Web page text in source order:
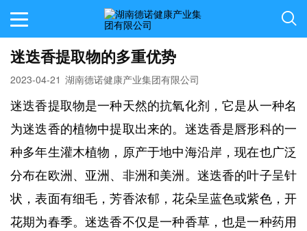
迷迭香提取物的多重优势
2023-04-21 湖南德诺健康产业集团有限公司
迷迭香提取物是一种天然的抗氧化剂，它是从一种名
为迷迭香的植物中提取出来的。迷迭香是唇形科的一
种多年生灌木植物，原产于地中海沿岸，现在也广泛
分布在欧洲、亚洲、非洲和美洲。迷迭香的叶子呈针
状，表面有细毛，芳香浓郁，花朵呈蓝色或紫色，开
花期为春季。迷迭香不仅是一种香草，也是一种药用